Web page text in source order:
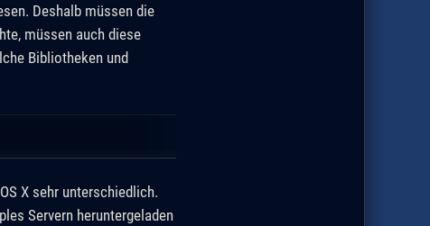
Deshalb müssen die
müssen auch diese
Bibliotheken und
X sehr unterschiedlich.
Servern heruntergeladen